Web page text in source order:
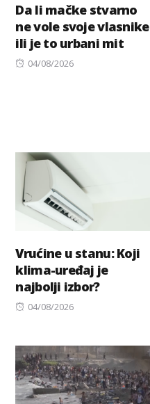
Da li mačke stvarno
ne vole svoje vlasnike
ili je to urbani mit
Posted
04/08/2026
Vrućine u stanu: Koji
klima-uređaj je
najbolji izbor?
Posted
04/08/2026